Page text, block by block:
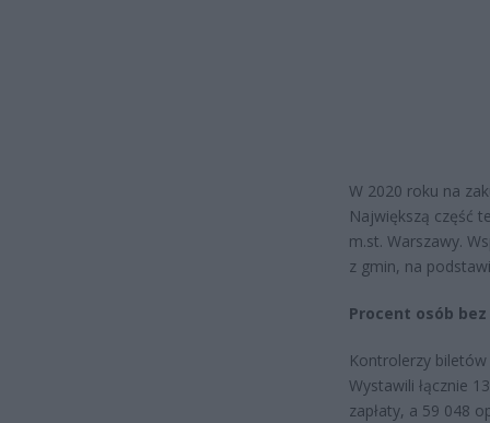
W 2020 roku na
Największą część
m.st. Warszawy.
z gmin, na
Procent osób
Kontrolerzy
Wystawili łącznie
zapłaty, a 59 048